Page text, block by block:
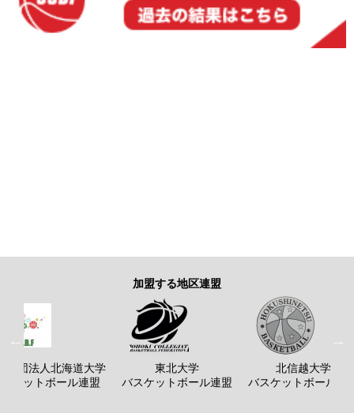
加盟する地区連盟
社団法人北海道大学
ケットボール連盟
東北大学
バスケットボール連盟
北信越大学
バスケットボール連